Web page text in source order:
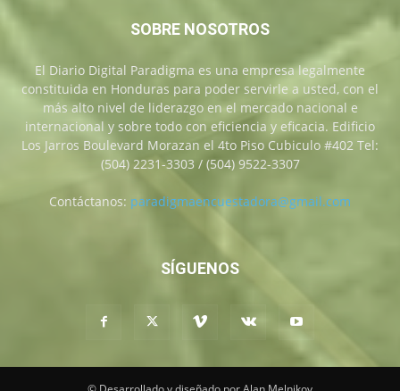
SOBRE NOSOTROS
El Diario Digital Paradigma es una empresa legalmente
constituida en Honduras para poder servirle a usted, con el
más alto nivel de liderazgo en el mercado nacional e
internacional y sobre todo con eficiencia y eficacia. Edificio
Los Jarros Boulevard Morazan el 4to Piso Cubiculo #402 Tel:
(504) 2231-3303 / (504) 9522-3307
Contáctanos: paradigmaencuestadora@gmail.com
SÍGUENOS